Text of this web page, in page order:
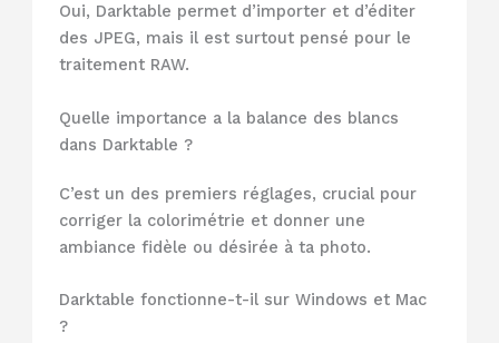
Oui, Darktable permet d’importer et d’éditer
des JPEG, mais il est surtout pensé pour le
traitement RAW.
Quelle importance a la balance des blancs
dans Darktable ?
C’est un des premiers réglages, crucial pour
corriger la colorimétrie et donner une
ambiance fidèle ou désirée à ta photo.
Darktable fonctionne-t-il sur Windows et Mac
?